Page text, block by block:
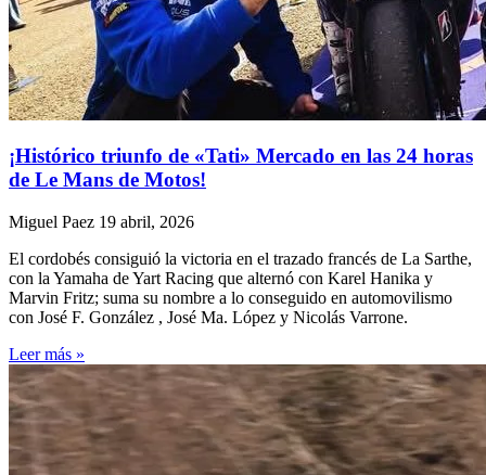
¡Histórico triunfo de «Tati» Mercado en las 24 horas
de Le Mans de Motos!
Miguel Paez 19 abril, 2026
El cordobés consiguió la victoria en el trazado francés de La Sarthe,
con la Yamaha de Yart Racing que alternó con Karel Hanika y
Marvin Fritz; suma su nombre a lo conseguido en automovilismo
con José F. González , José Ma. López y Nicolás Varrone.
Leer más »